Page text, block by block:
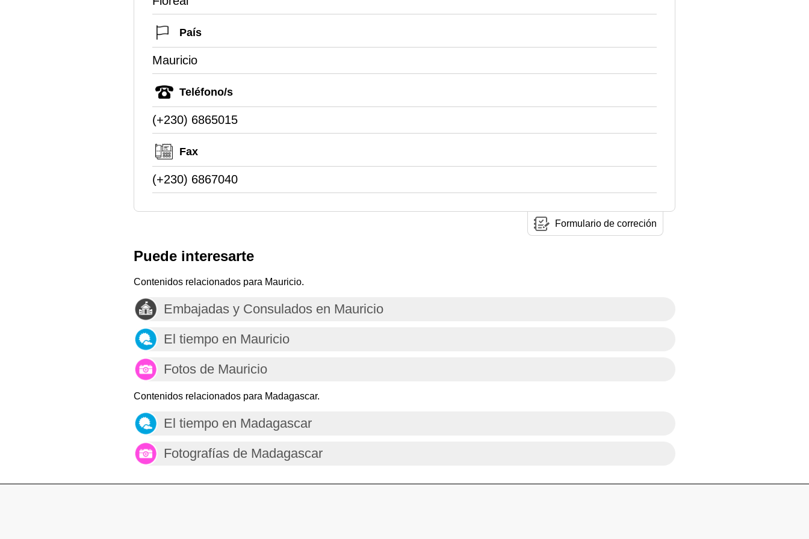
País
Mauricio
Teléfono/s
(+230) 6865015
Fax
(+230) 6867040
Formulario de correción
Puede interesarte
Contenidos relacionados para Mauricio.
Embajadas y Consulados en Mauricio
El tiempo en Mauricio
Fotos de Mauricio
Contenidos relacionados para Madagascar.
El tiempo en Madagascar
Fotografías de Madagascar